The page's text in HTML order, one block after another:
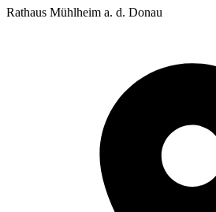
Rathaus Mühlheim a. d. Donau